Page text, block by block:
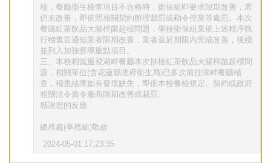
核，餐廳衛生檢查項目不合格時，衛保組即要求限期改善，若
仍未改善，即依照相關契約辦理裁罰或勒令停業等處罰。本次
餐廳紅茶飲品大腸桿菌超標問題，學校衛保組業依上述程序執
行稽查並通知業者限期改善，業者並於期限內完成改善，後續
並列入加強督導重點項目。
三、本校相當重視湖畔餐廳本次抽檢紅茶飲品大腸桿菌超標問
題，相關單位(含花蓮縣政府衛生局)已多次前往湖畔餐廳稽
查，稽查結果如有發現缺失，即依本校餐檢規定、契約或政府
相關法令責令廠商限期改善或裁罰。
感謝您的反應
總務處(事務組)敬啟
2024-05-01 17:23:35